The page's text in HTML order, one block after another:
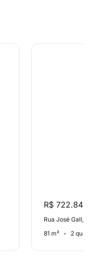
R$ 722.849
Rua José Gall,
81 m²
2